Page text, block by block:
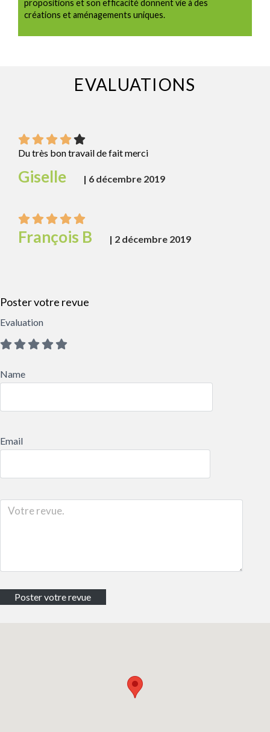
propositions et son efficacité donnent vie à des
créations et aménagements uniques.
EVALUATIONS
Du très bon travail de fait merci
Giselle | 6 décembre 2019
François B | 2 décembre 2019
Poster votre revue
Evaluation
Name
Email